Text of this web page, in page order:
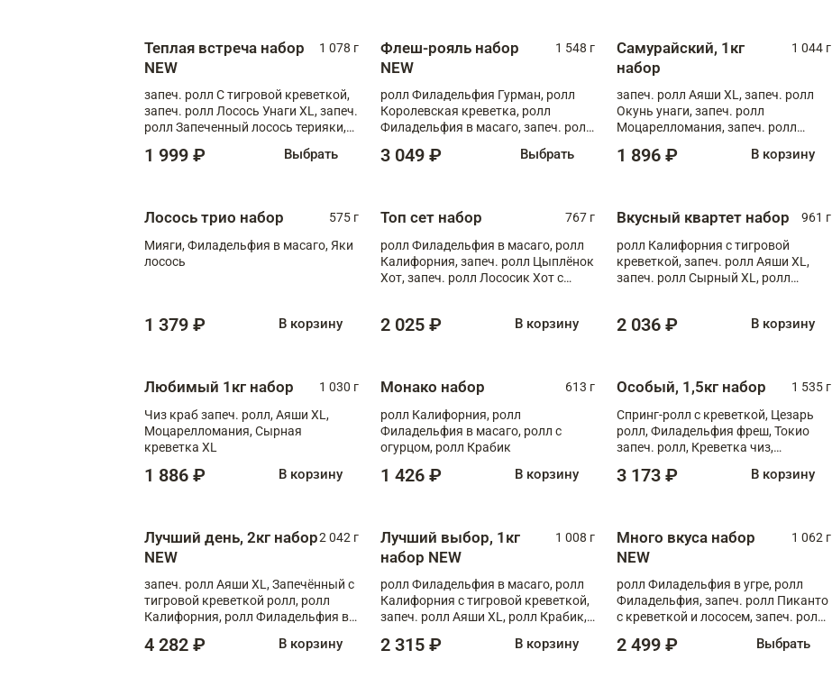
Теплая встреча набор
NEW
1 078 г
запеч. ролл С тигровой креветкой,
запеч. ролл Лосось Унаги XL, запеч.
ролл Запеченный лосось терияки,
1 999 ₽ Выбрать
Флеш-рояль набор
NEW
1 548 г
ролл Филадельфия Гурман, ролл
Королевская креветка, ролл
Филадельфия в масаго, запеч. ролл
Тигровая креветка с моцареллой,
3 049 ₽ Выбрать
Самурайский, 1кг
набор
1 044 г
запеч. ролл Аяши XL, запеч. ролл
Окунь унаги, запеч. ролл
Моцарелломания, запеч. ролл
1 896 ₽ В корзину
Лосось трио набор
575 г
Мияги, Филадельфия в масаго, Яки
лосось
1 379 ₽ В корзину
Топ сет набор
767 г
ролл Филадельфия в масаго, ролл
Калифорния, запеч. ролл Цыплёнок
Хот, запеч. ролл Лососик Хот с
2 025 ₽ В корзину
Вкусный квартет набор
961 г
ролл Калифорния с тигровой
креветкой, запеч. ролл Аяши XL,
запеч. ролл Сырный XL, ролл
2 036 ₽ В корзину
Любимый 1кг набор
1 030 г
Чиз краб запеч. ролл, Аяши XL,
Моцарелломания, Сырная
креветка XL
1 886 ₽ В корзину
Монако набор
613 г
ролл Калифорния, ролл
Филадельфия в масаго, ролл с
огурцом, ролл Крабик
1 426 ₽ В корзину
Особый, 1,5кг набор
1 535 г
Спринг-ролл с креветкой, Цезарь
ролл, Филадельфия фреш, Токио
запеч. ролл, Креветка чиз,
Флорида
3 173 ₽ В корзину
Лучший день, 2кг набор
NEW
2 042 г
запеч. ролл Аяши XL, Запечённый с
тигровой креветкой ролл, ролл
Калифорния, ролл Филадельфия в
запеч. ролл Моцарелломания, ролл
4 282 ₽ В корзину
Лучший выбор, 1кг
набор NEW
1 008 г
ролл Филадельфия в масаго, ролл
Калифорния с тигровой креветкой,
запеч. ролл Аяши XL, ролл Крабик,
2 315 ₽ В корзину
Много вкуса набор
NEW
1 062 г
ролл Филадельфия в угре, ролл
Филадельфия, запеч. ролл Пиканто
с креветкой и лососем, запеч. ролл
2 499 ₽ Выбрать